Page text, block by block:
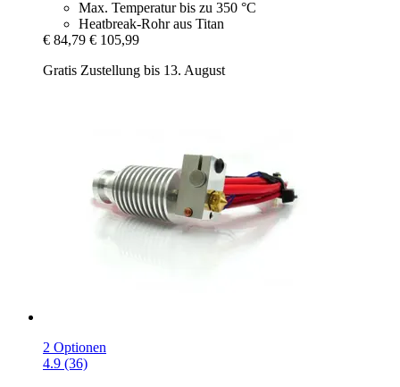
Max. Temperatur bis zu 350 °C
Heatbreak-Rohr aus Titan
€ 84,79 € 105,99
Gratis Zustellung bis 13. August
2 Optionen
4.9 (36)